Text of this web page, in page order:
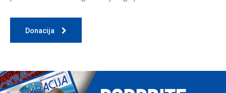
Donacija